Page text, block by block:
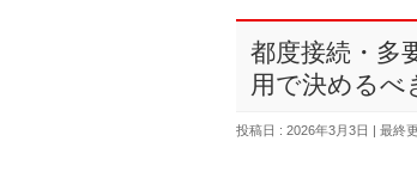
都度接続・多
用で決めるべ
投稿日 : 2026年3月3日 最終